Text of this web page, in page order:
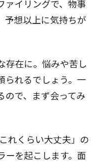
ァイリングで、物事
予想以上に気持ちが
存在に。悩みや苦し
られるでしょう。一
ので、まず会ってみ
れくらい大丈夫」の
ーを起こします。面